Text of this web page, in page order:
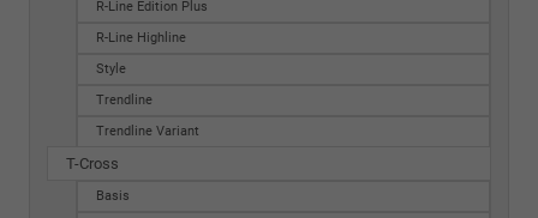
R-Line Edition Plus
R-Line Highline
Style
Trendline
Trendline Variant
T-Cross
Basis